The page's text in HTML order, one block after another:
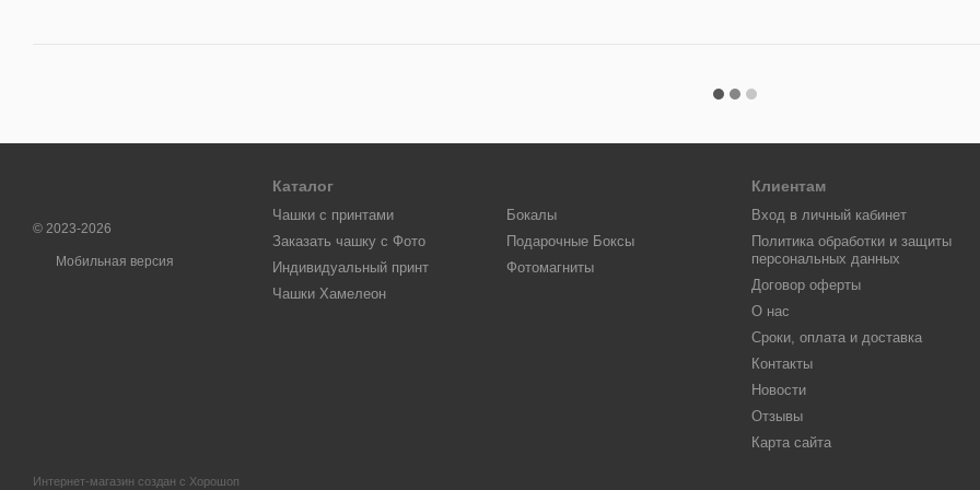
© 2023-2026
Мобильная версия
Интернет-магазин создан с Хорошоп
Каталог
Чашки с принтами
Заказать чашку с Фото
Индивидуальный принт
Чашки Хамелеон
Бокалы
Подарочные Боксы
Фотомагниты
Клиентам
Вход в личный кабинет
Политика обработки и защиты
персональных данных
Договор оферты
О нас
Сроки, оплата и доставка
Контакты
Новости
Отзывы
Карта сайта